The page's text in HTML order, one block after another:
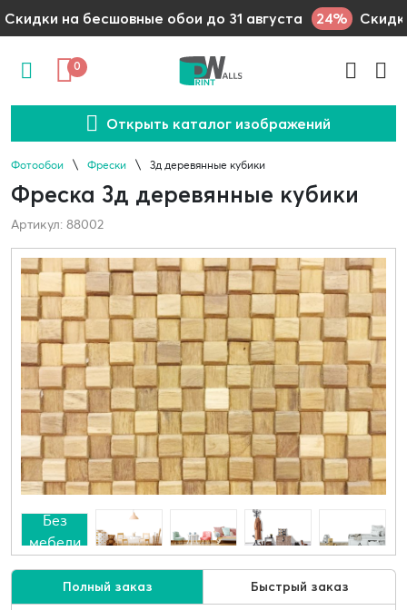
Скидки на бесшовные обои до 31 августа 24%
0
Открыть каталог изображений
Фотообои Фрески 3д деревянные кубики
Фреска 3д деревянные кубики
Артикул: 88002
Без
мебели
Полный заказ Быстрый заказ